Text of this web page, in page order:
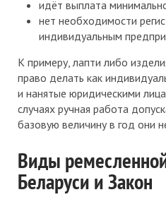
идёт выплата
нет необходимости
индивидуальным
К примеру, лапти либо
право делать как
и нанятые юридическими
случаях ручная работа
базовую величину в год они
Виды
Беларуси и Закон